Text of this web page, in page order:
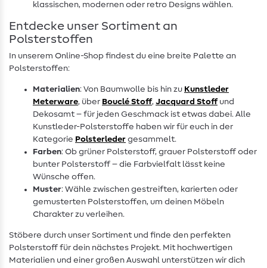
klassischen, modernen oder retro Designs wählen.
Entdecke unser Sortiment an
Polsterstoffen
In unserem Online-Shop findest du eine breite Palette an
Polsterstoffen:
Materialien: Von Baumwolle bis hin zu Kunstleder
Meterware, über Bouclé Stoff, Jacquard Stoffund
Dekosamt – für jeden Geschmack ist etwas dabei. Alle
Kunstleder-Polsterstoffe haben wir für euch in der
Kategorie Polsterleder gesammelt.
Farben: Ob grüner Polsterstoff, grauer Polsterstoff oder
bunter Polsterstoff – die Farbvielfalt lässt keine
Wünsche offen.
Muster: Wähle zwischen gestreiften, karierten oder
gemusterten Polsterstoffen, um deinen Möbeln
Charakter zu verleihen.
Stöbere durch unser Sortiment und finde den perfekten
Polsterstoff für dein nächstes Projekt. Mit hochwertigen
Materialien und einer großen Auswahl unterstützen wir dich